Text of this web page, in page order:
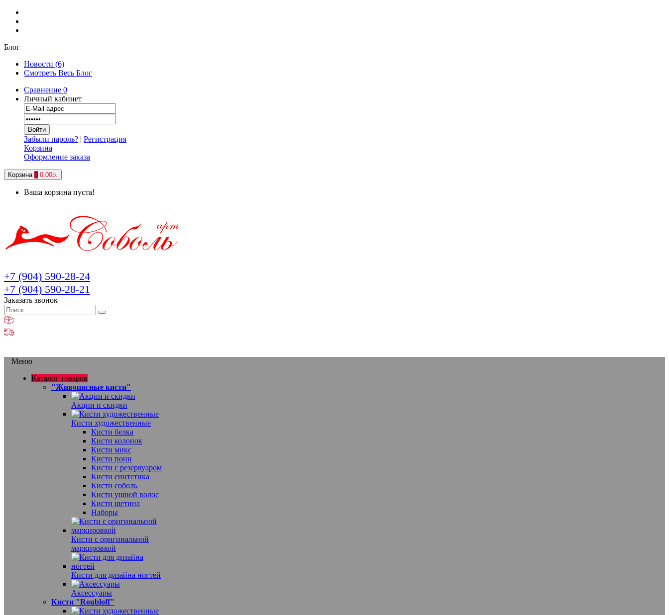
Блог
Новости (6)
Смотреть Весь Блог
Сравнение 0
Личный кабинет
Забыли пароль? | Регистрация
Корзина
Оформление заказа
Корзина 0 0.00р.
Ваша корзина пуста!
+7 (904) 590-28-24
+7 (904) 590-28-21
Заказать звонок
Меню
Каталог товаров
"Живописные кисти"
Акции и скидки
Кисти художественные
Кисти белка
Кисти колонок
Кисти микс
Кисти пони
Кисти с резервуаром
Кисти синтетика
Кисти соболь
Кисти ушной волос
Кисти щетина
Наборы
Кисти с оригинальной
маркировкой
Кисти для дизайна ногтей
Аксессуары
Кисти "Roubloff"